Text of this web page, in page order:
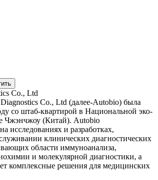
Co., Ltd (далее-Autobio) была
со штаб-квартирой в Национальной эко-
Чжэнчжоу (Китай). Autobio
исследованиях и разработках,
клинических диагностических
области иммуноанализа,
и молекулярной диагностики, а
комплексные решения для медицинских